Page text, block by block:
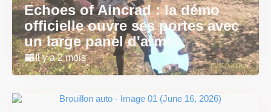
Echoes of Aincrad : la démo
officielle ouvre ses portes avec
un large panel d'armes
Il y a 2 mois